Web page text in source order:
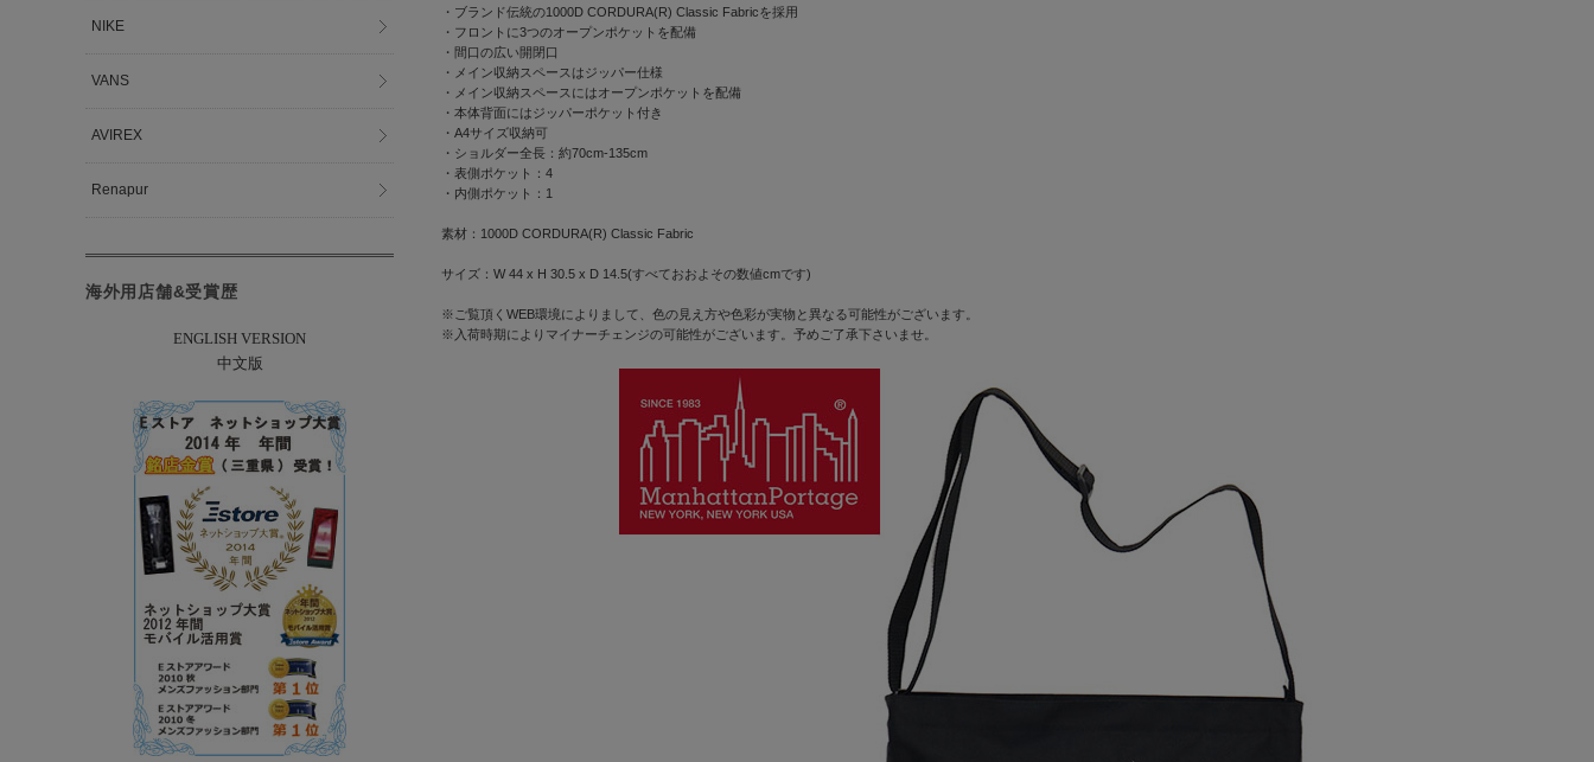
・ブランド伝統の1000D CORDURA(R) Classic Fabricを採用
・フロントに3つのオープンポケットを配備
・間口の広い開閉口
・メイン収納スペースはジッパー仕様
・メイン収納スペースにはオープンポケットを配備
・本体背面にはジッパーポケット付き
・A4サイズ収納可
・ショルダー全長：約70cm-135cm
・表側ポケット：4
・内側ポケット：1
素材：1000D CORDURA(R) Classic Fabric
サイズ：W 44 x H 30.5 x D 14.5(すべておおよその数値cmです)
※ご覧頂くWEB環境によりまして、色の見え方や色彩が実物と異なる可能性がございます。
※入荷時期によりマイナーチェンジの可能性がございます。予めご了承下さいませ。
NIKE
VANS
AVIREX
Renapur
海外用店舗&受賞歴
ENGLISH VERSION
中文版